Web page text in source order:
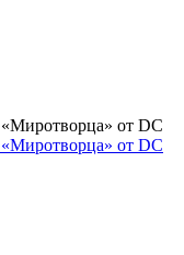
от DC
от DC